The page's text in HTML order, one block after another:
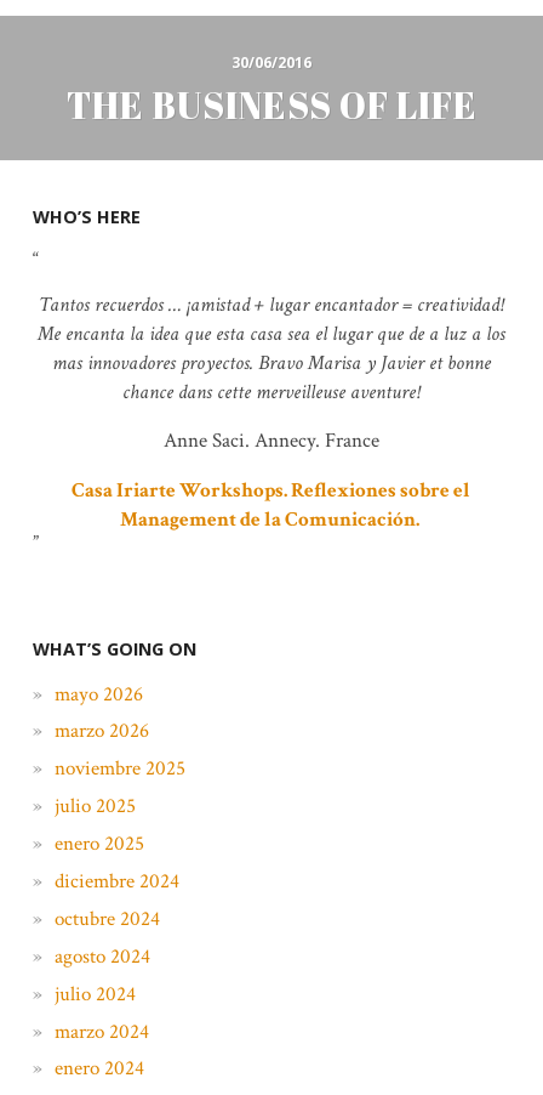
30/06/2016
THE BUSINESS OF LIFE
WHO’S HERE
Tantos recuerdos … ¡amistad + lugar encantador = creatividad!
Me encanta la idea que esta casa sea el lugar que de a luz a los
mas innovadores proyectos. Bravo Marisa y Javier et bonne
chance dans cette merveilleuse aventure!
Anne Saci. Annecy. France
Casa Iriarte Workshops. Reflexiones sobre el
Management de la Comunicación.
WHAT’S GOING ON
mayo 2026
marzo 2026
noviembre 2025
julio 2025
enero 2025
diciembre 2024
octubre 2024
agosto 2024
julio 2024
marzo 2024
enero 2024